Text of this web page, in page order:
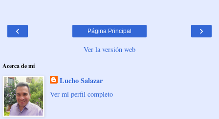
‹ ›
Página Principal
Ver la versión web
Acerca de mí
Lucho Salazar
Ver mi perfil completo